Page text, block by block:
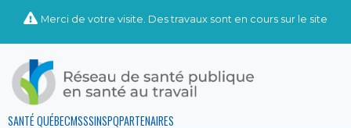
Merci de votre visite. Des travaux sont en cours sur le site
SANTÉ QUÉBECMSSSINSPQPARTENAIRES